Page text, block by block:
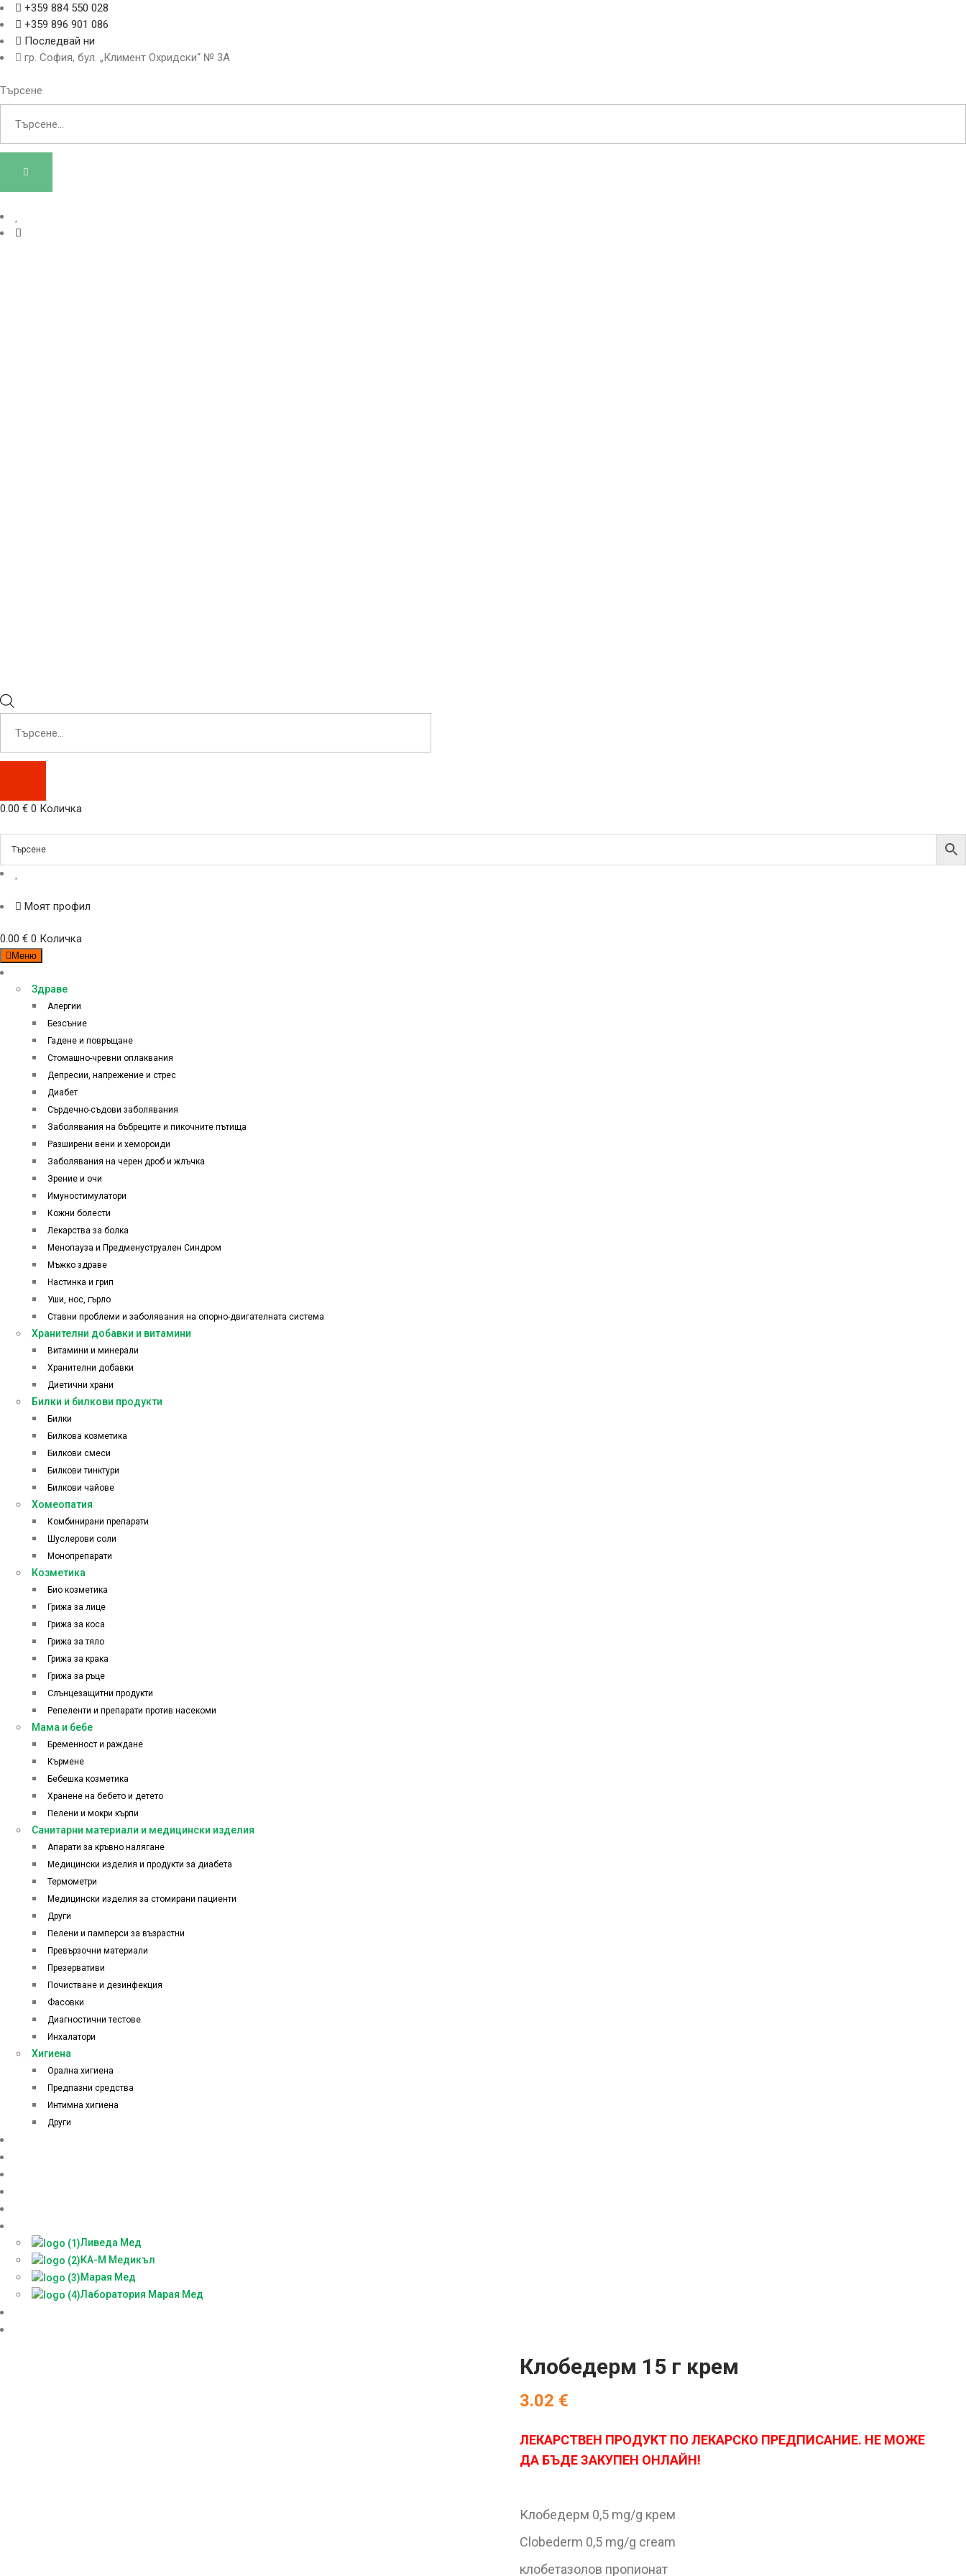
+359 884 550 028
+359 896 901 086
Последвай ни
гр. София, бул. „Климент Охридски“ № 3A
Търсене
Products
search
0.00 € 0 Количка
Моят профил
0.00 € 0 Количка
Меню
Здраве
Алергии
Безсъние
Гадене и повръщане
Стомашно-чревни оплаквания
Депресии, напрежение и стрес
Диабет
Сърдечно-съдови заболявания
Заболявания на бъбреците и пикочните пътища
Разширени вени и хемороиди
Заболявания на черен дроб и жлъчка
Зрение и очи
Имуностимулатори
Кожни болести
Лекарства за болка
Менопауза и Предменуструален Синдром
Мъжко здраве
Настинка и грип
Уши, нос, гърло
Ставни проблеми и заболявания на опорно-двигателната система
Хранителни добавки и витамини
Витамини и минерали
Хранителни добавки
Диетични храни
Билки и билкови продукти
Билки
Билкова козметика
Билкови смеси
Билкови тинктури
Билкови чайове
Хомеопатия
Комбинирани препарати
Шуслерови соли
Монопрепарати
Козметика
Био козметика
Грижа за лице
Грижа за коса
Грижа за тяло
Грижа за крака
Грижа за ръце
Слънцезащитни продукти
Репеленти и препарати против насекоми
Мама и бебе
Бременност и раждане
Кърмене
Бебешка козметика
Хранене на бебето и детето
Пелени и мокри кърпи
Санитарни материали и медицински изделия
Апарати за кръвно налягане
Медицински изделия и продукти за диабета
Термометри
Медицински изделия за стомирани пациенти
Други
Пелени и памперси за възрастни
Превързочни материали
Презервативи
Почистване и дезинфекция
Фасовки
Диагностични тестове
Инхалатори
Хигиена
Орална хигиена
Предпазни средства
Интимна хигиена
Други
Ливеда Мед
КА-М Медикъл
Марая Мед
Лаборатория Марая Мед
Клобедерм 15 г крем
3.02 €
ЛЕКАРСТВЕН ПРОДУКТ ПО ЛЕКАРСКО ПРЕДПИСАНИЕ. НЕ МОЖЕ
ДА БЪДЕ ЗАКУПЕН ОНЛАЙН!
Клобедерм 0,5 mg/g крем
Clobederm 0,5 mg/g cream
клобетазолов пропионат